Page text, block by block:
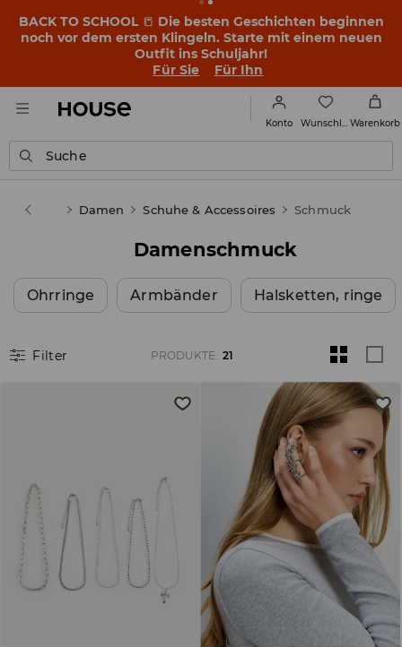
BACK TO SCHOOL 📒 Die besten Geschichten beginnen
noch vor dem ersten Klingeln. Starte mit einem neuen
Outfit ins Schuljahr!
Für Sie
Für Ihn
Konto Warenkorb
Suche
House Damen Schuhe & Accessoires Schmuck
Damenschmuck
Ohrringe Armbänder Halsketten, ringe
Filter PRODUKTE: 21